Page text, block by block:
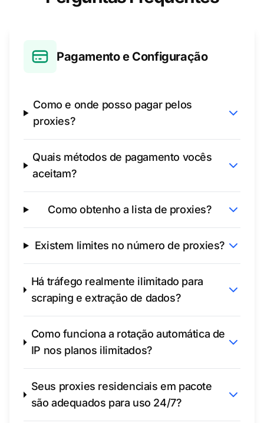
Pagamento e Configuração
Como e onde posso pagar pelos
proxies?
Quais métodos de pagamento vocês
aceitam?
Como obtenho a lista de proxies?
Existem limites no número de proxies?
Há tráfego realmente ilimitado para
scraping e extração de dados?
Como funciona a rotação automática de
IP nos planos ilimitados?
Seus proxies residenciais em pacote
são adequados para uso 24/7?